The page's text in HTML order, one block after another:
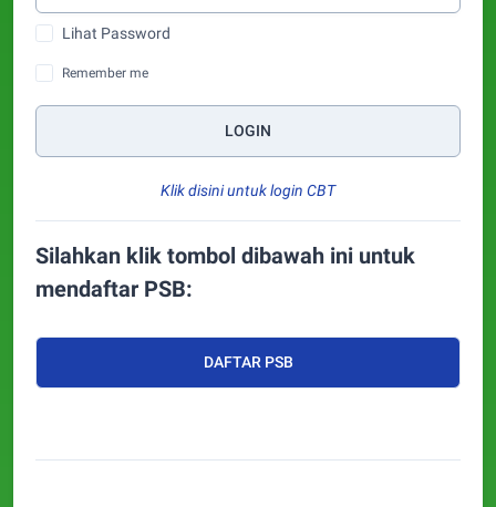
Lihat Password
Remember me
LOGIN
Klik disini untuk login CBT
Silahkan klik tombol dibawah ini untuk
mendaftar PSB:
DAFTAR PSB